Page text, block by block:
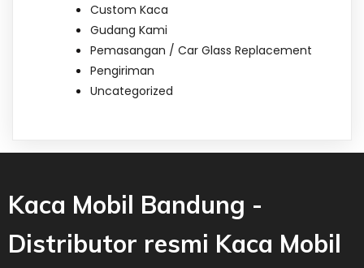
Custom Kaca
Gudang Kami
Pemasangan / Car Glass Replacement
Pengiriman
Uncategorized
Kaca Mobil Bandung -
Distributor resmi Kaca Mobil